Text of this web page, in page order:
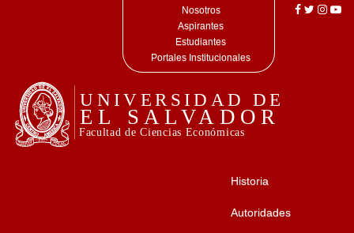
Nosotros
Aspirantes
Estudiantes
Portales Institucionales
Historia
Autoridades